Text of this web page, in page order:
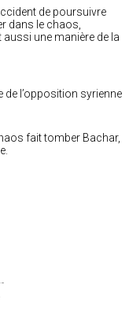
de poursuivre
dans le chaos,
aussi une manière de la
de l’opposition syrienne
fait tomber Bachar,